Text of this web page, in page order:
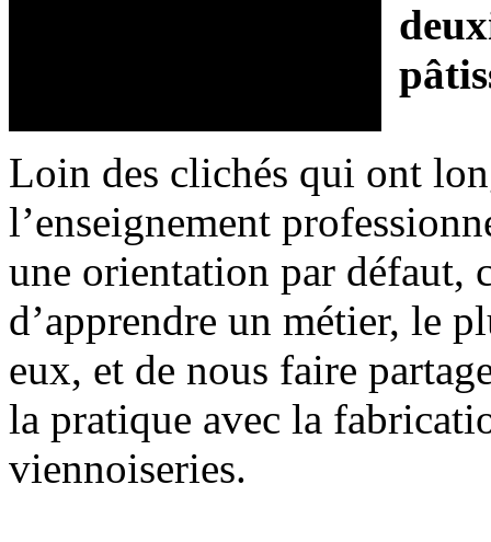
Loin des clichés qui ont
l’enseignement
une orientation par défaut,
d’apprendre un métier, le
eux, et de nous faire
la pratique avec la
viennoiseries.